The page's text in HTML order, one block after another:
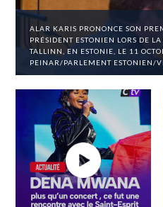
ALAR KARIS PRONONCE SON
PRÉSIDENT ESTONIEN LORS DE
TALLINN, EN ESTONIE, LE 11
PEINAR/PARLEMENT ESTONIEN/